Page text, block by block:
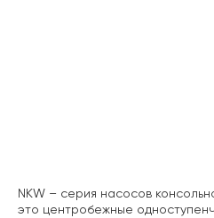
NKW – серия насосов
это центробежные